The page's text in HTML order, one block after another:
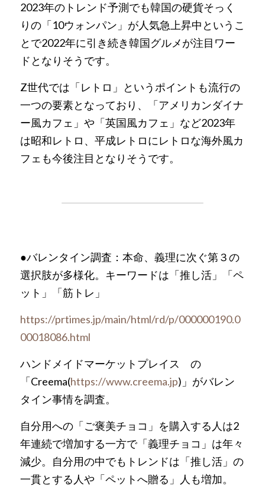
2023年のトレンド予測でも韓国の硬貨そっく
りの「10ウォンパン」が人気急上昇中というこ
とで2022年に引き続き韓国グルメが注目ワー
ドとなりそうです。
Z世代では「レトロ」というポイントも流行の
一つの要素となっており、「アメリカンダイナ
ー風カフェ」や「英国風カフェ」など2023年
は昭和レトロ、平成レトロにレトロな海外風カ
フェも今後注目となりそうです。
●バレンタイン調査：本命、義理に次ぐ第３の
選択肢が多様化。キーワードは「推し活」「ペ
ット」「筋トレ」
https://prtimes.jp/main/html/rd/p/000000190.0
00018086.html
ハンドメイドマーケットプレイス　の
「Creema(https://www.creema.jp)」がバレン
タイン事情を調査。
自分用への「ご褒美チョコ」を購入する人は2
年連続で増加する一方で「義理チョコ」は年々
減少。自分用の中でもトレンドは「推し活」の
一貫とする人や「ペットへ贈る」人も増加。